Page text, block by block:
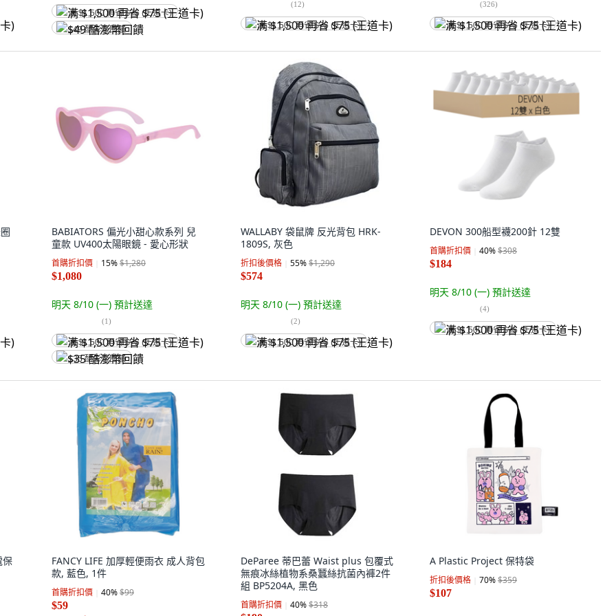
满 $1,500 再省 $75 (王道卡)
$49 酷澎幣回饋
(12)
满 $1,500 再省 $75 (王道卡)
(326)
满 $1,500 再省 $75 (王道卡)
BABIATORS 偏光小甜心款系列 兒
童款 UV400太陽眼鏡 - 愛心形狀
首購折扣價 15%$1,280
$1,080
明天 8/10 (一) 預計送達
(1)
满 $1,500 再省 $75 (王道卡)
$35 酷澎幣回饋
WALLABY 袋鼠牌 反光背包 HRK-
1809S, 灰色
折扣後價格 55%$1,290
$574
明天 8/10 (一) 預計送達
(2)
满 $1,500 再省 $75 (王道卡)
DEVON 300船型襪200針 12雙
首購折扣價 40%$308
$184
明天 8/10 (一) 預計送達
(4)
满 $1,500 再省 $75 (王道卡)
保
FANCY LIFE 加厚輕便雨衣 成人背包
款, 藍色, 1件
首購折扣價 40%$99
$59
DeParee 蒂巴蕾 Waist plus 包覆式
無痕冰絲植物系桑蠶絲抗菌內褲2件
組 BP5204A, 黑色
首購折扣價 40%$318
A Plastic Project 保特袋
折扣後價格 70%$359
$107